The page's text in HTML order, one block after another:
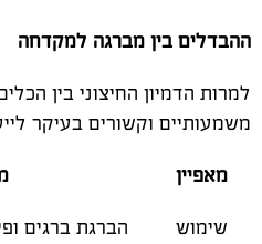
ההבדלים בין מברגה למקדחה
למרות הדמיון החיצוני בין
משמעותיים וקשורים בעיקר
מאפיין
שימוש
הברגת ברגים